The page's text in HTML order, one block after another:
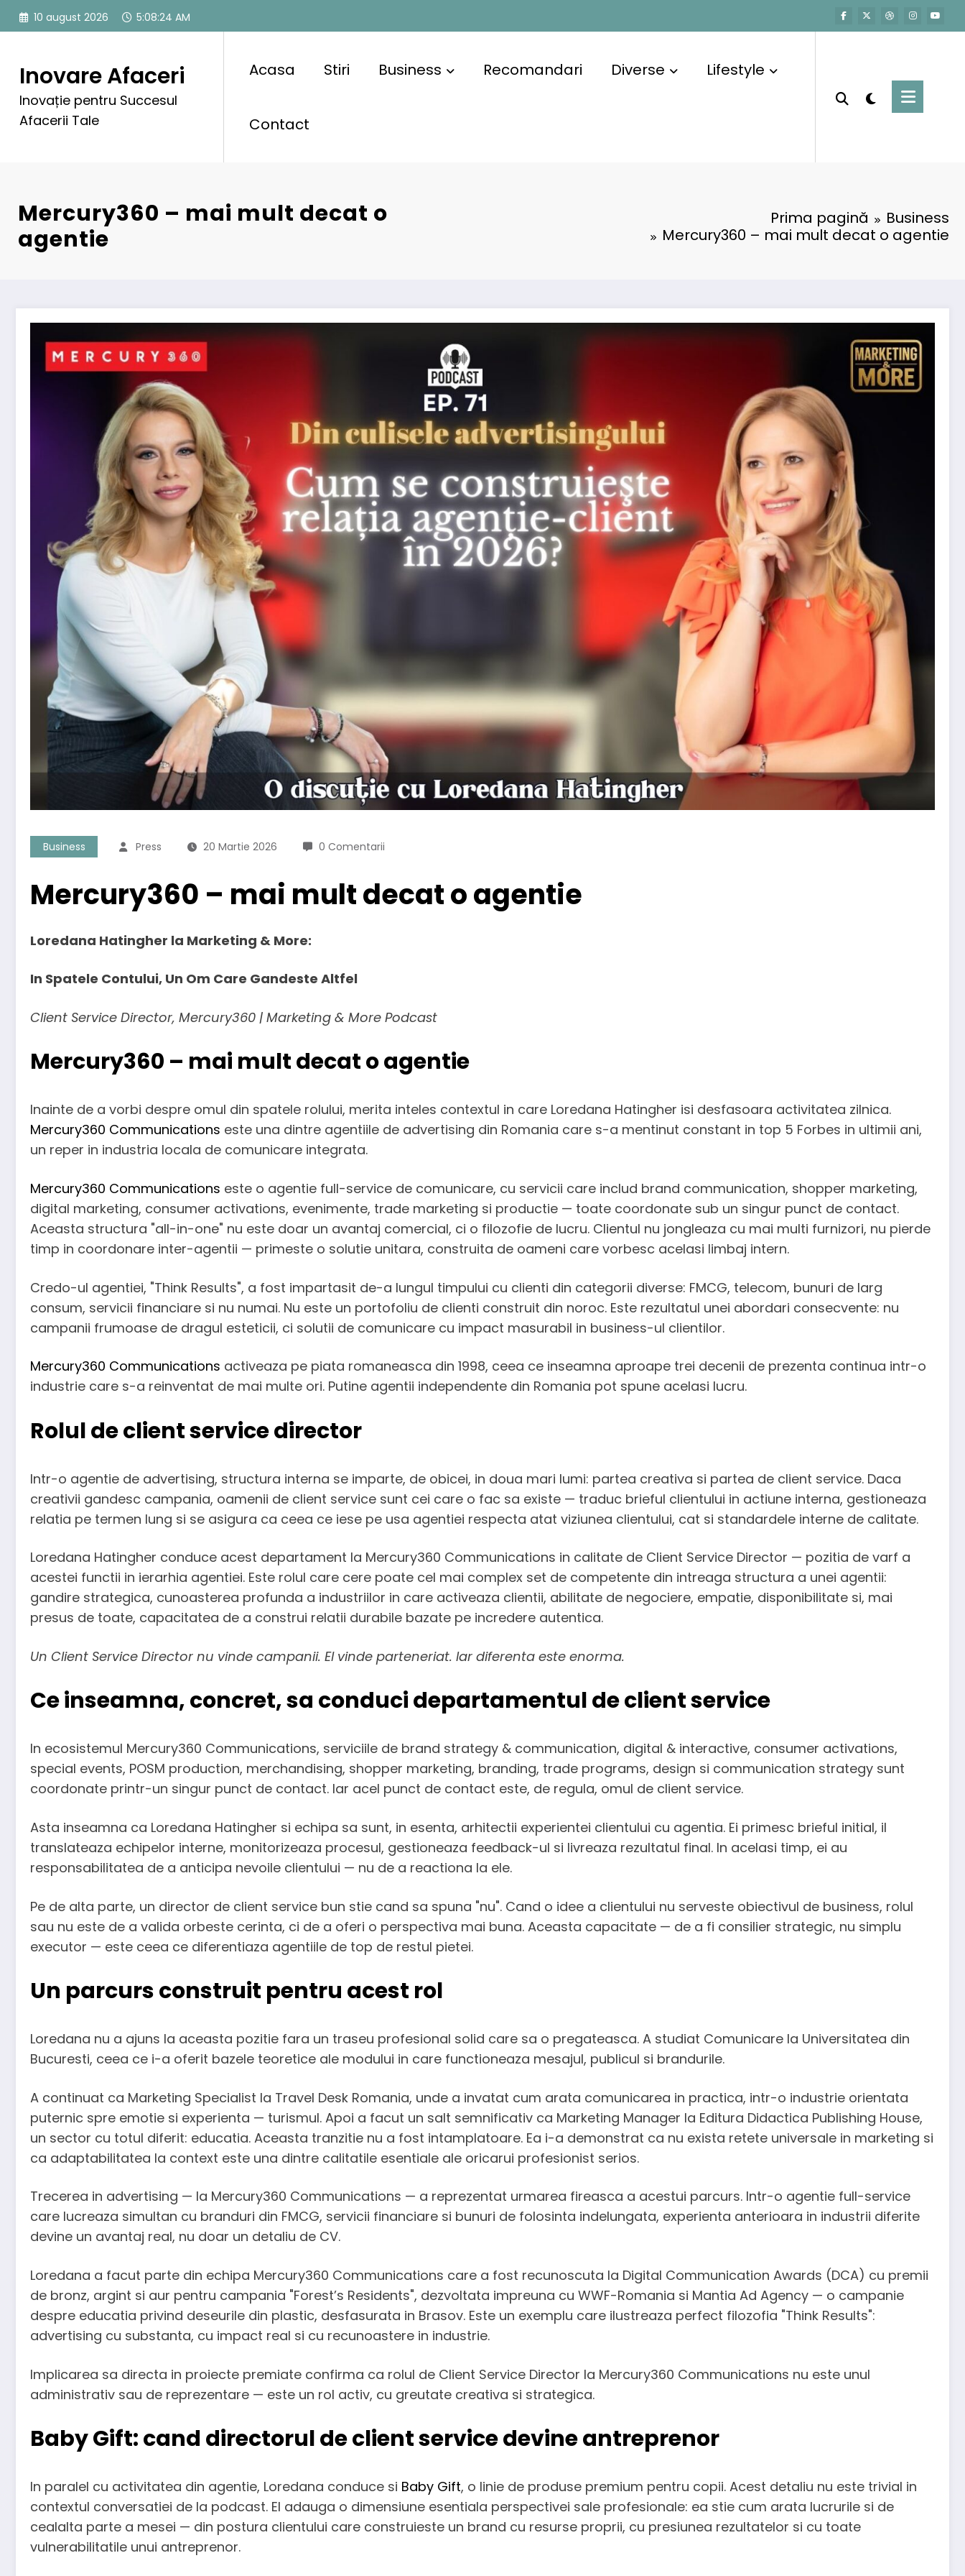
10 august 2026 5:08:26 AM
Inovare Afaceri
Inovație pentru Succesul
Afacerii Tale
Acasa Stiri Business Recomandari Diverse Lifestyle
Contact
Mercury360 – mai mult decat o
agentie
Prima pagină
Business
Mercury360 – mai mult decat o agentie
Business Press 20 Martie 2026 0 Comentarii
Mercury360 – mai mult decat o agentie
Loredana Hatingher la Marketing & More:
In Spatele Contului, Un Om Care Gandeste Altfel
Client Service Director, Mercury360 | Marketing & More Podcast
Mercury360 – mai mult decat o agentie
Inainte de a vorbi despre omul din spatele rolului, merita inteles contextul in care Loredana Hatingher isi desfasoara activitatea zilnica.
Mercury360 Communications este una dintre agentiile de advertising din Romania care s-a mentinut constant in top 5 Forbes in ultimii ani,
un reper in industria locala de comunicare integrata.
Mercury360 Communications este o agentie full-service de comunicare, cu servicii care includ brand communication, shopper marketing,
digital marketing, consumer activations, evenimente, trade marketing si productie — toate coordonate sub un singur punct de contact.
Aceasta structura "all-in-one" nu este doar un avantaj comercial, ci o filozofie de lucru. Clientul nu jongleaza cu mai multi furnizori, nu pierde
timp in coordonare inter-agentii — primeste o solutie unitara, construita de oameni care vorbesc acelasi limbaj intern.
Credo-ul agentiei, "Think Results", a fost impartasit de-a lungul timpului cu clienti din categorii diverse: FMCG, telecom, bunuri de larg
consum, servicii financiare si nu numai. Nu este un portofoliu de clienti construit din noroc. Este rezultatul unei abordari consecvente: nu
campanii frumoase de dragul esteticii, ci solutii de comunicare cu impact masurabil in business-ul clientilor.
Mercury360 Communications activeaza pe piata romaneasca din 1998, ceea ce inseamna aproape trei decenii de prezenta continua intr-o
industrie care s-a reinventat de mai multe ori. Putine agentii independente din Romania pot spune acelasi lucru.
Rolul de client service director
Intr-o agentie de advertising, structura interna se imparte, de obicei, in doua mari lumi: partea creativa si partea de client service. Daca
creativii gandesc campania, oamenii de client service sunt cei care o fac sa existe — traduc brieful clientului in actiune interna, gestioneaza
relatia pe termen lung si se asigura ca ceea ce iese pe usa agentiei respecta atat viziunea clientului, cat si standardele interne de calitate.
Loredana Hatingher conduce acest departament la Mercury360 Communications in calitate de Client Service Director — pozitia de varf a
acestei functii in ierarhia agentiei. Este rolul care cere poate cel mai complex set de competente din intreaga structura a unei agentii:
gandire strategica, cunoasterea profunda a industriilor in care activeaza clientii, abilitate de negociere, empatie, disponibilitate si, mai
presus de toate, capacitatea de a construi relatii durabile bazate pe incredere autentica.
Un Client Service Director nu vinde campanii. El vinde parteneriat. Iar diferenta este enorma.
Ce inseamna, concret, sa conduci departamentul de client service
In ecosistemul Mercury360 Communications, serviciile de brand strategy & communication, digital & interactive, consumer activations,
special events, POSM production, merchandising, shopper marketing, branding, trade programs, design si communication strategy sunt
coordonate printr-un singur punct de contact. Iar acel punct de contact este, de regula, omul de client service.
Asta inseamna ca Loredana Hatingher si echipa sa sunt, in esenta, arhitectii experientei clientului cu agentia. Ei primesc brieful initial, il
translateaza echipelor interne, monitorizeaza procesul, gestioneaza feedback-ul si livreaza rezultatul final. In acelasi timp, ei au
responsabilitatea de a anticipa nevoile clientului — nu de a reactiona la ele.
Pe de alta parte, un director de client service bun stie cand sa spuna "nu". Cand o idee a clientului nu serveste obiectivul de business, rolul
sau nu este de a valida orbeste cerinta, ci de a oferi o perspectiva mai buna. Aceasta capacitate — de a fi consilier strategic, nu simplu
executor — este ceea ce diferentiaza agentiile de top de restul pietei.
Un parcurs construit pentru acest rol
Loredana nu a ajuns la aceasta pozitie fara un traseu profesional solid care sa o pregateasca. A studiat Comunicare la Universitatea din
Bucuresti, ceea ce i-a oferit bazele teoretice ale modului in care functioneaza mesajul, publicul si brandurile.
A continuat ca Marketing Specialist la Travel Desk Romania, unde a invatat cum arata comunicarea in practica, intr-o industrie orientata
puternic spre emotie si experienta — turismul. Apoi a facut un salt semnificativ ca Marketing Manager la Editura Didactica Publishing House,
un sector cu totul diferit: educatia. Aceasta tranzitie nu a fost intamplatoare. Ea i-a demonstrat ca nu exista retete universale in marketing si
ca adaptabilitatea la context este una dintre calitatile esentiale ale oricarui profesionist serios.
Trecerea in advertising — la Mercury360 Communications — a reprezentat urmarea fireasca a acestui parcurs. Intr-o agentie full-service
care lucreaza simultan cu branduri din FMCG, servicii financiare si bunuri de folosinta indelungata, experienta anterioara in industrii diferite
devine un avantaj real, nu doar un detaliu de CV.
Loredana a facut parte din echipa Mercury360 Communications care a fost recunoscuta la Digital Communication Awards (DCA) cu premii
de bronz, argint si aur pentru campania "Forest’s Residents", dezvoltata impreuna cu WWF-Romania si Mantia Ad Agency — o campanie
despre educatia privind deseurile din plastic, desfasurata in Brasov. Este un exemplu care ilustreaza perfect filozofia "Think Results":
advertising cu substanta, cu impact real si cu recunoastere in industrie.
Implicarea sa directa in proiecte premiate confirma ca rolul de Client Service Director la Mercury360 Communications nu este unul
administrativ sau de reprezentare — este un rol activ, cu greutate creativa si strategica.
Baby Gift: cand directorul de client service devine antreprenor
In paralel cu activitatea din agentie, Loredana conduce si Baby Gift, o linie de produse premium pentru copii. Acest detaliu nu este trivial in
contextul conversatiei de la podcast. El adauga o dimensiune esentiala perspectivei sale profesionale: ea stie cum arata lucrurile si de
cealalta parte a mesei — din postura clientului care construieste un brand cu resurse proprii, cu presiunea rezultatelor si cu toate
vulnerabilitatile unui antreprenor.